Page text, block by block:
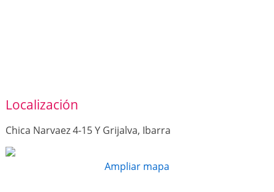
Localización
Chica Narvaez 4-15 Y Grijalva, Ibarra
Ampliar mapa